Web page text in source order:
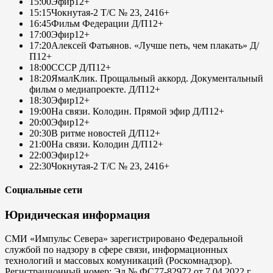
15:15Чокнутая-2 Т/С № 23, 2416+
16:45Фильм Федерации Д/П12+
17:00Эфир12+
17:20Алексей Фатьянов. «Лучше петь, чем плакать» Д/
П12+
18:00СССР Д/П12+
18:20ЯмалКлик. Прощальный аккорд. Документальный
фильм о медиапроекте. Д/П12+
18:30Эфир12+
19:00На связи. Колодин. Прямой эфир Д/П12+
20:00Эфир12+
20:30В ритме новостей Д/П12+
21:00На связи. Колодин Д/П12+
22:00Эфир12+
22:30Чокнутая-2 Т/С № 23, 2416+
Социальные сети
Юридическая информация
СМИ «Импульс Севера» зарегистрировано Федеральной
службой по надзору в сфере связи, информационных
технологий и массовых комуникаций (Роскомнадзор).